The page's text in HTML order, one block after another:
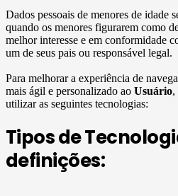
Dados pessoais de menores de idade
quando os menores figurarem como
melhor interesse e em conformidade
um de seus pais ou responsável legal.
Para melhorar a experiência de
mais ágil e personalizado ao Usuário,
utilizar as seguintes tecnologias:
Tipos de
definições: